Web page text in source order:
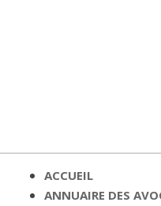
ACCUEIL
ANNUAIRE DES